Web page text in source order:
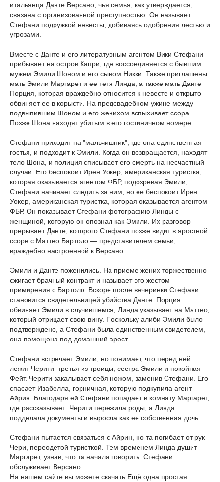
итальянца Данте Версано, чья семья, как утверждается,
связана с организованной преступностью. Он называет
Стефани подружкой невесты, добиваясь одобрения лестью и
угрозами.
Вместе с Данте и его литературным агентом Вики Стефани
прибывает на остров Капри, где воссоединяется с бывшим
мужем Эмили Шоном и его сыном Никки. Также приглашены
мать Эмили Маргарет и ее тетя Линда, а также мать Данте
Порция, которая враждебно относится к невесте и открыто
обвиняет ее в корысти. На предсвадебном ужине между
подвыпившим Шоном и его женихом вспыхивает ссора.
Позже Шона находят убитым в его гостиничном номере.
Стефани приходит на "мальчишник", где она единственная
гостья, и подходит к Эмили. Когда он возвращается, находят
тело Шона, и полиция списывает его смерть на несчастный
случай. Его беспокоит Ирен Уокер, американская туристка,
которая оказывается агентом ФБР, подозревая Эмили,
Стефани начинает следить за ним, но ее беспокоит Ирен
Уокер, американская туристка, которая оказывается агентом
ФБР. Он показывает Стефани фотографию Линды с
женщиной, которую он опознал как Эмили. Их разговор
прерывает Данте, которого Стефани позже видит в яростной
ссоре с Маттео Бартоло — представителем семьи,
враждебно настроенной к Версано.
Эмили и Данте поженились. На приеме жених торжественно
сжигает брачный контракт и называет это жестом
примирения с Бартоло. Вскоре после вечеринки Стефани
становится свидетельницей убийства Данте. Порция
обвиняет Эмили в случившемся; Линда указывает на Маттео,
который отрицает свою вину. Поскольку алиби Эмили было
подтверждено, а Стефани была единственным свидетелем,
она помещена под домашний арест.
Стефани встречает Эмили, но понимает, что перед ней
лежит Черити, третья из троицы, сестра Эмили и покойная
Фейт. Черити закалывает себя ножом, заменив Стефани. Его
спасает Изабелла, горничная, которую подкупила агент
Айрин. Благодаря ей Стефани попадает в комнату Маргарет,
где рассказывает: Черити пережила роды, а Линда
подделала документы и выросла как ее собственная дочь.
Стефани пытается связаться с Айрин, но та погибает от рук
Чери, переодетой туристкой. Тем временем Линда душит
Маргарет, узнав, что та начала говорить. Стефани
обслуживает Версано.
На нашем сайте вы можете скачать Ещё одна простая